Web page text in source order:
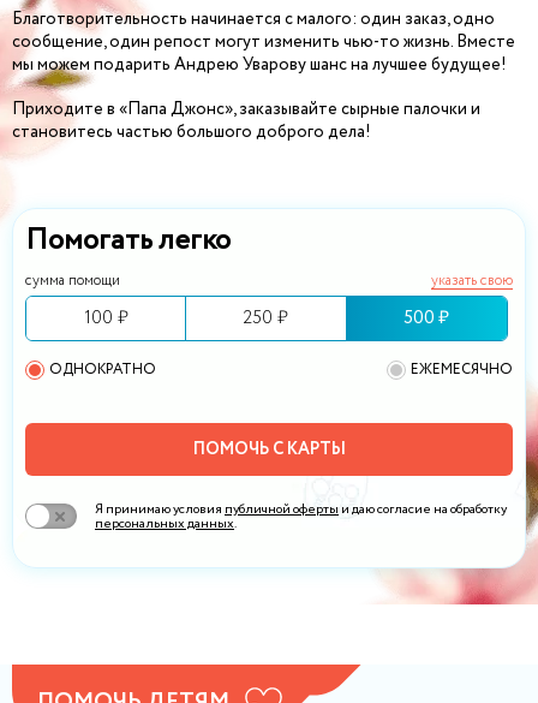
Помогать легко
сумма помощи указать свою
100 ₽ 250 ₽ 500 ₽
ОДНОКРАТНО ЕЖЕМЕСЯЧНО
ПОМОЧЬ С КАРТЫ
Я принимаю условия публичной оферты и даю согласие на обработку
персональных данных.
Благотворительность начинается с малого: один заказ, одно
сообщение, один репост могут изменить чью‑то жизнь. Вместе
мы можем подарить Андрею Уварову шанс на лучшее будущее!
Приходите в «Папа Джонс», заказывайте сырные палочки и
становитесь частью большого доброго дела!